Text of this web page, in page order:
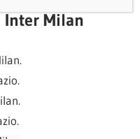
Inter Milan